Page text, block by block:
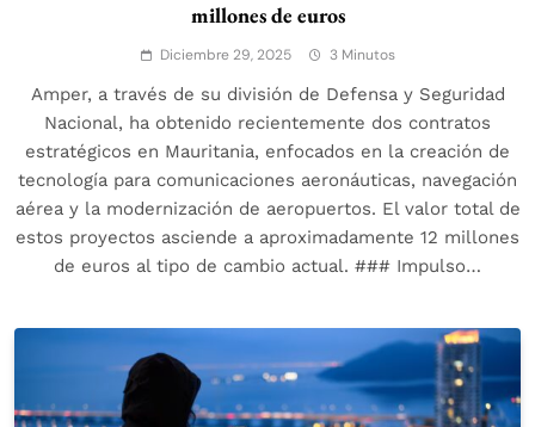
millones de euros
Diciembre 29, 2025 3 Minutos
Amper, a través de su división de Defensa y Seguridad
Nacional, ha obtenido recientemente dos contratos
estratégicos en Mauritania, enfocados en la creación de
tecnología para comunicaciones aeronáuticas, navegación
aérea y la modernización de aeropuertos. El valor total de
estos proyectos asciende a aproximadamente 12 millones
de euros al tipo de cambio actual. ### Impulso…